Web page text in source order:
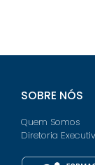
SOBRE NÓS
Quem Somos
Diretoria